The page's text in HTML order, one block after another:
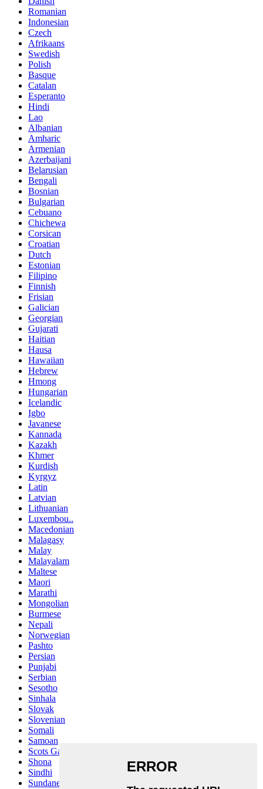
Romanian
Indonesian
Czech
Afrikaans
Swedish
Polish
Basque
Catalan
Esperanto
Hindi
Lao
Albanian
Amharic
Armenian
Azerbaijani
Belarusian
Bengali
Bosnian
Bulgarian
Cebuano
Chichewa
Corsican
Croatian
Dutch
Estonian
Filipino
Finnish
Frisian
Galician
Georgian
Gujarati
Haitian
Hausa
Hawaiian
Hebrew
Hmong
Hungarian
Icelandic
Igbo
Javanese
Kannada
Kazakh
Khmer
Kurdish
Kyrgyz
Latin
Latvian
Lithuanian
Luxembou..
Macedonian
Malagasy
Malay
Malayalam
Maltese
Maori
Marathi
Mongolian
Burmese
Nepali
Norwegian
Pashto
Persian
Punjabi
Serbian
Sesotho
Sinhala
Slovak
Slovenian
Somali
Samoan
Scots Gaelic
Shona
Sindhi
Sundanese